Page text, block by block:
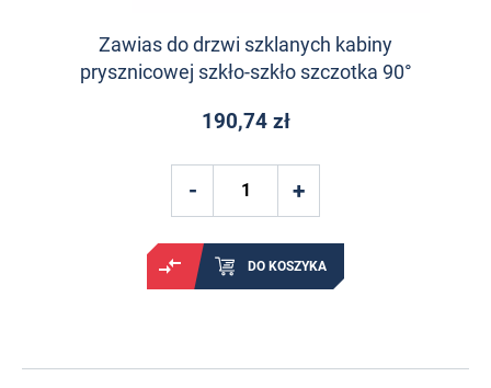
Zawias do drzwi szklanych kabiny
prysznicowej szkło-szkło szczotka 90°
190,74 zł
DO KOSZYKA